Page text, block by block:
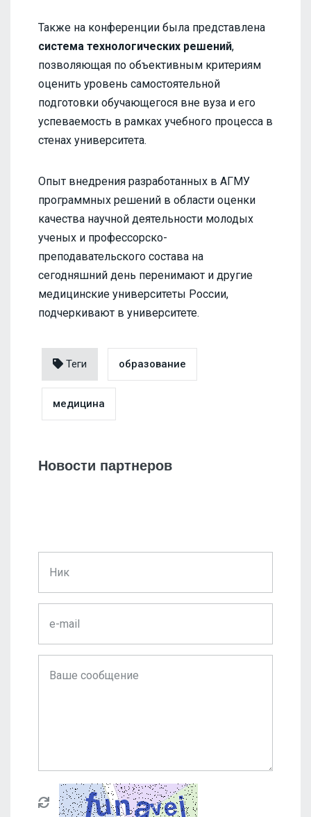
Также на конференции была представлена
система технологических решений,
позволяющая по объективным критериям
оценить уровень самостоятельной
подготовки обучающегося вне вуза и его
успеваемость в рамках учебного процесса в
стенах университета.
Опыт внедрения разработанных в АГМУ
программных решений в области оценки
качества научной деятельности молодых
ученых и профессорско-
преподавательского состава на
сегодняшний день перенимают и другие
медицинские университеты России,
подчеркивают в университете.
Теги образование
медицина
Новости партнеров